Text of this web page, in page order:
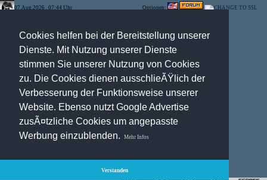
Cookies helfen bei der Bereitstellung unserer
Dienste. Mit Nutzung unserer Dienste
stimmen Sie unserer Nutzung von Cookies
zu. Die Cookies dienen ausschlieÃŸlich der
Verbesserung der Funktionsweise unserer
Website. Ebenso nutzt Google Advertise
zusÃ¤tzliche Cookies um angepasste
Werbung einzublenden.
Mehr Infos
Verstanden
07.Aug.2026 , 07:44 Uhr Optionen: